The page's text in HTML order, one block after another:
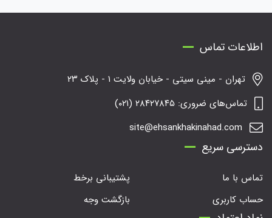
اطلاعات تماس
تهران - مینی سیتی - خیابان ولایت ۱ - پلاک ۲۳
تماس‌های ضروری: ۲۸۴۲۷۸۴۵ (۰۲۱)
site@ehsankhakinahad.com
دسترسی سریع
تماس با ما
پشتیبانی برخط
حساب کاربری
بازگشت وجه